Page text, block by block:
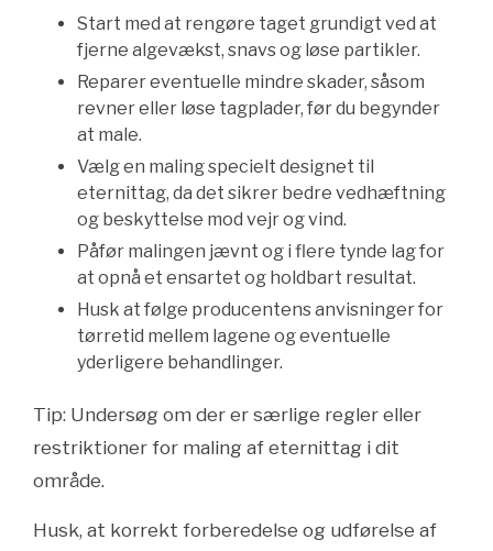
Start med at rengøre taget grundigt ved at
fjerne algevækst, snavs og løse partikler.
Reparer eventuelle mindre skader, såsom
revner eller løse tagplader, før du begynder
at male.
Vælg en maling specielt designet til
eternittag, da det sikrer bedre vedhæftning
og beskyttelse mod vejr og vind.
Påfør malingen jævnt og i flere tynde lag for
at opnå et ensartet og holdbart resultat.
Husk at følge producentens anvisninger for
tørretid mellem lagene og eventuelle
yderligere behandlinger.
Tip: Undersøg om der er særlige regler eller
restriktioner for maling af eternittag i dit
område.
Husk, at korrekt forberedelse og udførelse af